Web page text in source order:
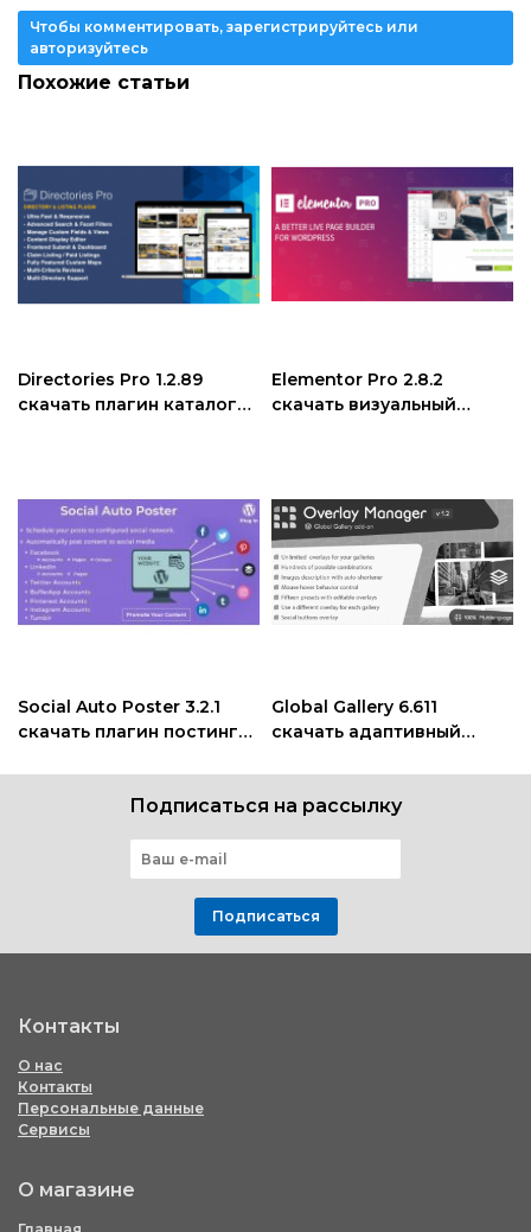
Чтобы комментировать, зарегистрируйтесь или
авторизуйтесь
Похожие статьи
Directories Pro 1.2.89
скачать плагин каталог
Elementor Pro 2.8.2
скачать визуальный
Social Auto Poster 3.2.1
скачать плагин постинга
wordpress
Global Gallery 6.611
скачать адаптивный
wordpress
Подписаться на рассылку
Подписаться
Контакты
О нас
Контакты
Персональные данные
Сервисы
О магазине